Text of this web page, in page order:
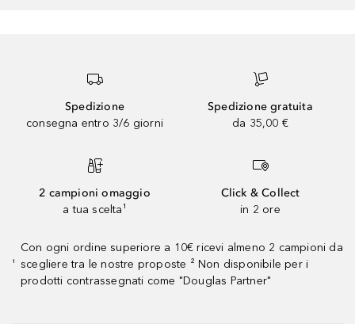
Spedizione
consegna entro 3/6 giorni
Spedizione gratuita
da 35,00 €
2 campioni omaggio
a tua scelta¹
Click & Collect
in 2 ore
¹
Con ogni ordine superiore a 10€ ricevi almeno 2 campioni da
scegliere tra le nostre proposte ² Non disponibile per i
prodotti contrassegnati come "Douglas Partner"